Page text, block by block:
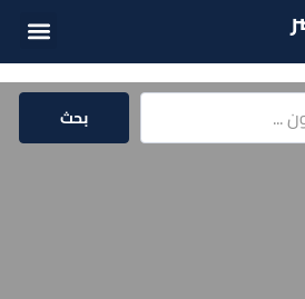
بحث